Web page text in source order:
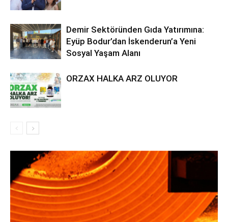
Demir Sektöründen Gıda Yatırımına:
Eyüp Bodur’dan İskenderun’a Yeni
Sosyal Yaşam Alanı
ORZAX HALKA ARZ OLUYOR